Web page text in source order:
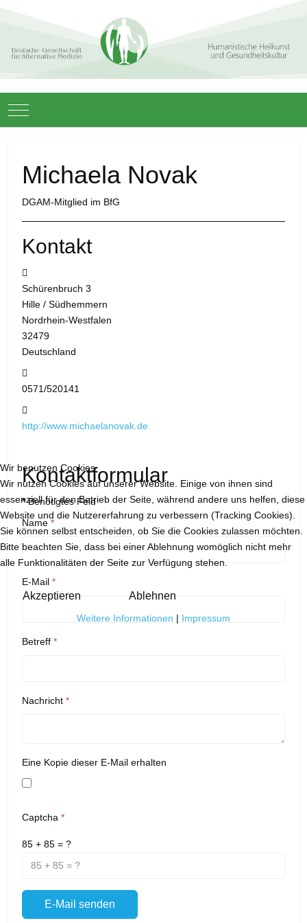
Mobile Menu Toggle
Michaela Novak
DGAM-Mitglied im BfG
Kontakt
Schürenbruch 3
Hille / Südhemmern
Nordrhein-Westfalen
32479
Deutschland
0571/520141
http://www.michaelanovak.de
Kontaktformular
*Benötigtes Feld
Name *
E-Mail *
Betreff *
Nachricht *
Eine Kopie dieser E-Mail erhalten
Captcha *
85 + 85 = ?
E-Mail senden
Wir benutzen Cookies
Wir nutzen Cookies auf unserer Website. Einige von ihnen sind
essenziell für den Betrieb der Seite, während andere uns helfen, diese
Website und die Nutzererfahrung zu verbessern (Tracking Cookies).
Sie können selbst entscheiden, ob Sie die Cookies zulassen möchten.
Bitte beachten Sie, dass bei einer Ablehnung womöglich nicht mehr
alle Funktionalitäten der Seite zur Verfügung stehen.
Akzeptieren Ablehnen
Weitere Informationen | Impressum